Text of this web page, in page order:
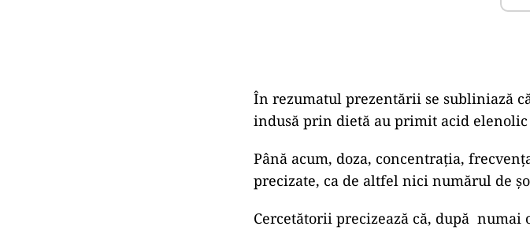
În rezumatul prezentării se subliniază
indusă prin dietă au primit acid elenolic
Până acum, doza, concentrația,
precizate, ca de altfel nici numărul de
Cercetătorii precizează că, după numai